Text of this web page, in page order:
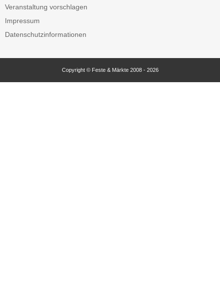
Veranstaltung vorschlagen
Impressum
Datenschutzinformationen
Copyright © Feste & Märkte 2008 - 2026